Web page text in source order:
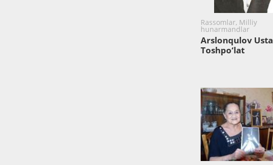
Rassomlar, Milliy
hunarmandlar
Arslonqulov Usta
Toshpo‘lat